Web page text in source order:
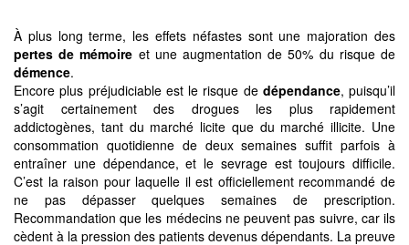
À plus long terme, les effets néfastes sont une majoration des
pertes de mémoire et une augmentation de 50% du risque de
démence.
Encore plus préjudiciable est le risque de dépendance, puisqu’il
s’agit certainement des drogues les plus rapidement
addictogènes, tant du marché licite que du marché illicite. Une
consommation quotidienne de deux semaines suffit parfois à
entraîner une dépendance, et le sevrage est toujours difficile.
C’est la raison pour laquelle il est officiellement recommandé de
ne pas dépasser quelques semaines de prescription.
Recommandation que les médecins ne peuvent pas suivre, car ils
cèdent à la pression des patients devenus dépendants. La preuve